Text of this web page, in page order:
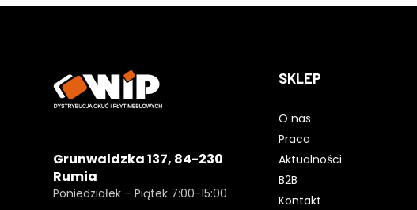
Grunwaldzka 137, 84-230
Rumia
Poniedziałek – Piątek 7:00-15:00
SKLEP
O nas
Praca
Aktualności
B2B
Kontakt